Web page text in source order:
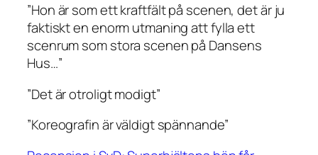
”Hon är som ett kraftfält på scenen, det är ju
faktiskt en enorm utmaning att fylla ett
scenrum som stora scenen på Dansens
Hus…”
”Det är otroligt modigt”
”Koreografin är väldigt spännande”